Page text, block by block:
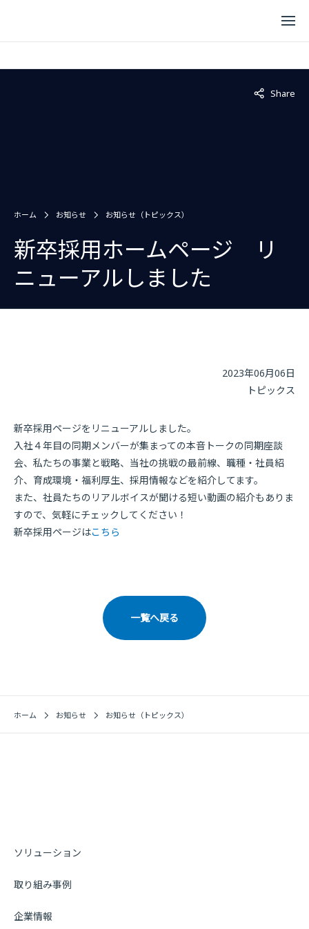
ホーム お知らせ お知らせ（トピックス）
新卒採用ホームページ リ
ニューアルしました
Share
Not
2023年06月06日
トピックス
新卒採用ページをリニューアルしました。
入社４年目の同期メンバーが集まっての本音トークの同期座談
会、私たちの事業と戦略、当社の挑戦の最前線、職種・社員紹
介、育成環境・福利厚生、採用情報などを紹介してます。
また、 社員たちのリアルボイスが聞ける短い動画の紹介もありま
すので、気軽にチェックしてください！
新卒採用ページはこちら
一覧へ戻る
ホーム お知らせ お知らせ（トピックス）
ソリューション
取り組み事例
企業情報